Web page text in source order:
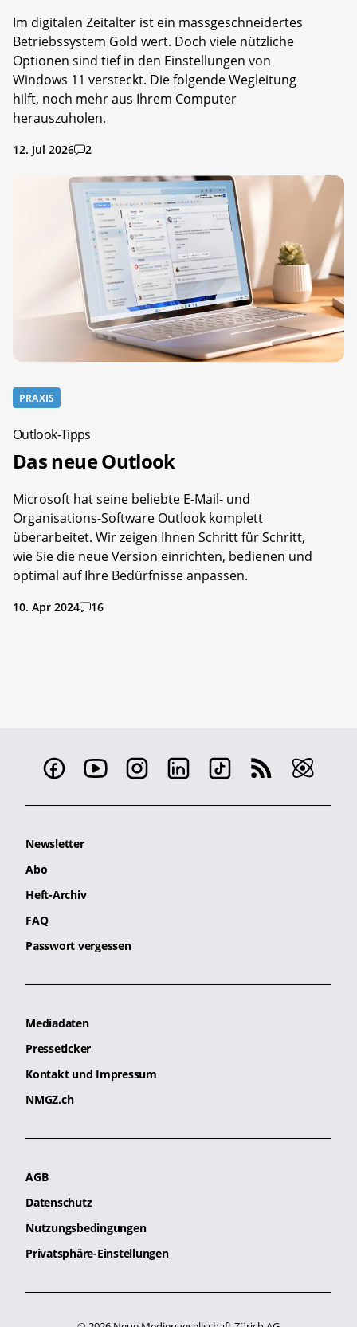
Im digitalen Zeitalter ist ein massgeschneidertes
Betriebssystem Gold wert. Doch viele nützliche
Optionen sind tief in den Einstellungen von
Windows 11 versteckt. Die folgende Wegleitung
hilft, noch mehr aus Ihrem Computer
herauszuholen.
12. Jul 2026 2
PRAXIS
Outlook-Tipps
Das neue Outlook
Microsoft hat seine beliebte E-Mail- und
Organisations-Software Outlook komplett
überarbeitet. Wir zeigen Ihnen Schritt für Schritt,
wie Sie die neue Version einrichten, bedienen und
optimal auf Ihre Bedürfnisse anpassen.
10. Apr 2024 16
Newsletter
Abo
Heft-Archiv
FAQ
Passwort vergessen
Mediadaten
Presseticker
Kontakt und Impressum
NMGZ.ch
AGB
Datenschutz
Nutzungsbedingungen
Privatsphäre-Einstellungen